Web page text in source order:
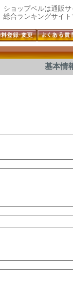
ショップベルは通販
総合ランキングサイ
基本情